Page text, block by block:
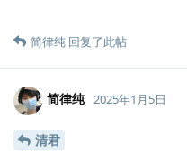
简律纯 回复了此帖
简律纯 2025年1月5日
清君